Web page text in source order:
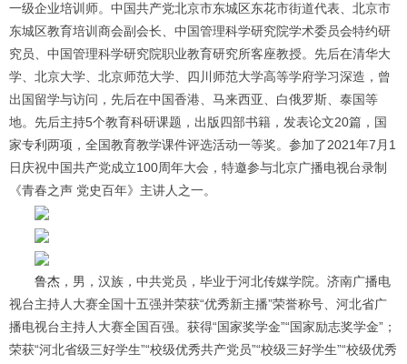
一级企业培训师。中国共产党北京市东城区东花市街道代表、北京市
东城区教育培训商会副会长、中国管理科学研究院学术委员会特约研
究员、中国管理科学研究院职业教育研究所客座教授。先后在清华大
学、北京大学、北京师范大学、四川师范大学高等学府学习深造，曾
出国留学与访问，先后在中国香港、马来西亚、白俄罗斯、泰国等
地。先后主持5个教育科研课题，出版四部书籍，发表论文20篇，国
家专利两项，全国教育教学课件评选活动一等奖。参加了2021年7月1
日庆祝中国共产党成立100周年大会，特邀参与北京广播电视台录制
《青春之声 党史百年》主讲人之一。
鲁杰 ，男，汉族，中共党员，毕业于河北传媒学院。济南广播电
视台主持人大赛全国十五强并荣获“优秀新主播”荣誉称号、河北省广
播电视台主持人大赛全国百强。获得“国家奖学金”“国家励志奖学金”；
荣获“河北省级三好学生”“校级优秀共产党员”“校级三好学生”“校级优秀